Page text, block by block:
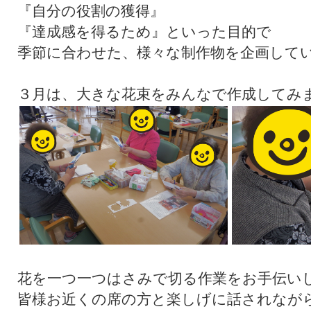
『自分の役割の獲得』
『達成感を得るため』といった目的で
季節に合わせた、様々な制作物を企画して
３月は、大きな花束をみんなで作成してみ
花を一つ一つはさみで切る作業をお手伝い
皆様お近くの席の方と楽しげに話されなが